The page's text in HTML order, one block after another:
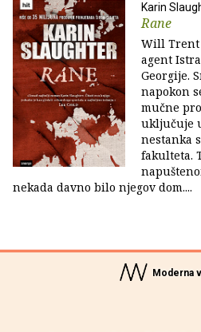
Karin
Rane
Will
agent
Georgije.
napokon
mučne
uključuje
nestanka
fakulteta.
nekada davno bilo njegov dom....
Moderna